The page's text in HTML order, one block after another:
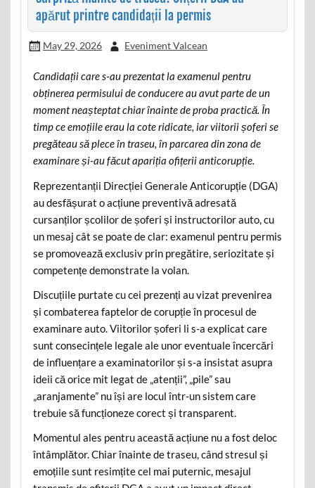
apărut printre candidații la permis
May 29, 2026 Eveniment Valcean
Candidații care s-au prezentat la examenul pentru
obținerea permisului de conducere au avut parte de un
moment neașteptat chiar înainte de proba practică. În
timp ce emoțiile erau la cote ridicate, iar viitorii șoferi se
pregăteau să plece în traseu, în parcarea din zona de
examinare și-au făcut apariția ofițerii anticorupție.
Reprezentanții Direcției Generale Anticorupție (DGA)
au desfășurat o acțiune preventivă adresată
cursanților școlilor de șoferi și instructorilor auto, cu
un mesaj cât se poate de clar: examenul pentru permis
se promovează exclusiv prin pregătire, seriozitate și
competențe demonstrate la volan.
Discuțiile purtate cu cei prezenți au vizat prevenirea
și combaterea faptelor de corupție în procesul de
examinare auto. Viitorilor șoferi li s-a explicat care
sunt consecințele legale ale unor eventuale încercări
de influențare a examinatorilor și s-a insistat asupra
ideii că orice mit legat de „atenții”, „pile” sau
„aranjamente” nu își are locul într-un sistem care
trebuie să funcționeze corect și transparent.
Momentul ales pentru această acțiune nu a fost deloc
întâmplător. Chiar înainte de traseu, când stresul și
emoțiile sunt resimțite cel mai puternic, mesajul